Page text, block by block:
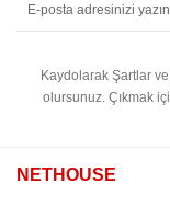
Kaydolarak Şartlar ve
olursunuz. Çıkmak
NETHOUSE